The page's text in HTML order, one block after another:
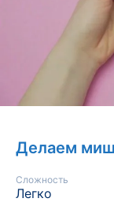
Делаем
Сложность
Легко